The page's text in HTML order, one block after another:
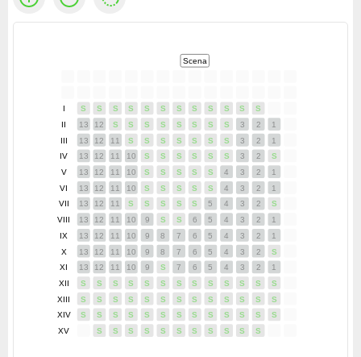
I S S S S S S S S S S S S
II 13 12 S S S S S S S S 3 2 1
III 13 12 11 S S S S S S S 3 2 1
IV 13 12 11 10 S S S S S S 3 2 S
V 13 12 11 10 S S S S S 4 3 2 1
VI 13 12 11 10 S S S S S 4 3 2 1
VII 13 12 11 S S S S S 5 4 3 2 S
VIII 13 12 11 10 9 S S 6 5 4 3 2 1
IX 13 12 11 10 9 8 7 6 5 4 3 2 1
X 13 12 11 10 9 8 7 6 5 4 3 2 S
XI 13 12 11 10 9 S 7 6 5 4 3 2 1
XII S S S S S S S S S S S S S
XIII S S S S S S S S S S S S S
XIV S S S S S S S S S S S S S
XV S S S S S S S S S S S
Scena